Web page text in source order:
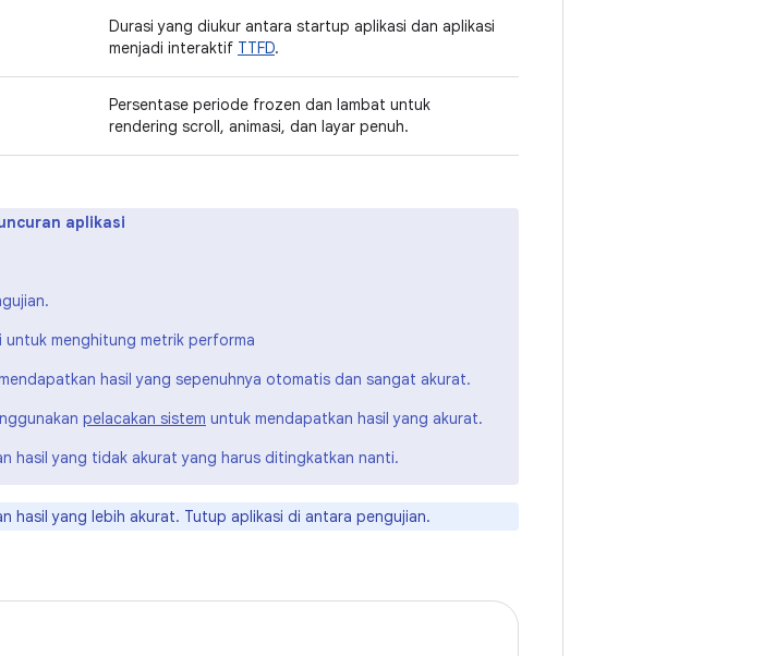
Durasi yang diukur antara startup aplikasi dan aplikasi
menjadi interaktif TTFD.
Persentase periode frozen dan lambat untuk
rendering scroll, animasi, dan layar penuh.